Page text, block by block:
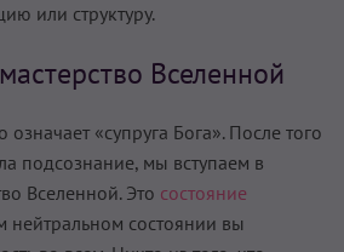
или структуру.
Вселенной
означает «супруга Бога». После того
подсознание, мы вступаем в
Вселенной. Это состояние
нейтральном состоянии вы